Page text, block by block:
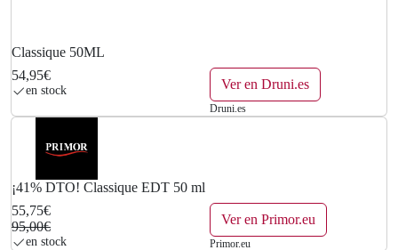
Classique 50ML
54,95€
en stock Ver en Druni.es
Druni.es
¡41% DTO! Classique EDT 50 ml
55,75€
95,00€
en stock
Ver en Primor.eu
Primor.eu